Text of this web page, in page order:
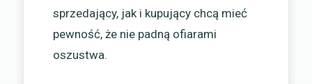
sprzedający, jak i kupujący chcą mieć
pewność, że nie padną ofiarami
oszustwa.